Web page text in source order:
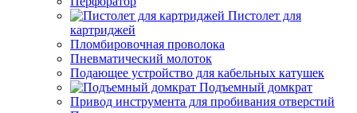
Пистолет для
картриджей
Пломбировочная проволока
Пневматический молоток
Подающее устройство для кабельных катушек
Подъемный домкрат
Привод инструмента для пробивания отверстий